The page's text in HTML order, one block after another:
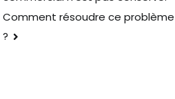
Comment résoudre ce problème
?